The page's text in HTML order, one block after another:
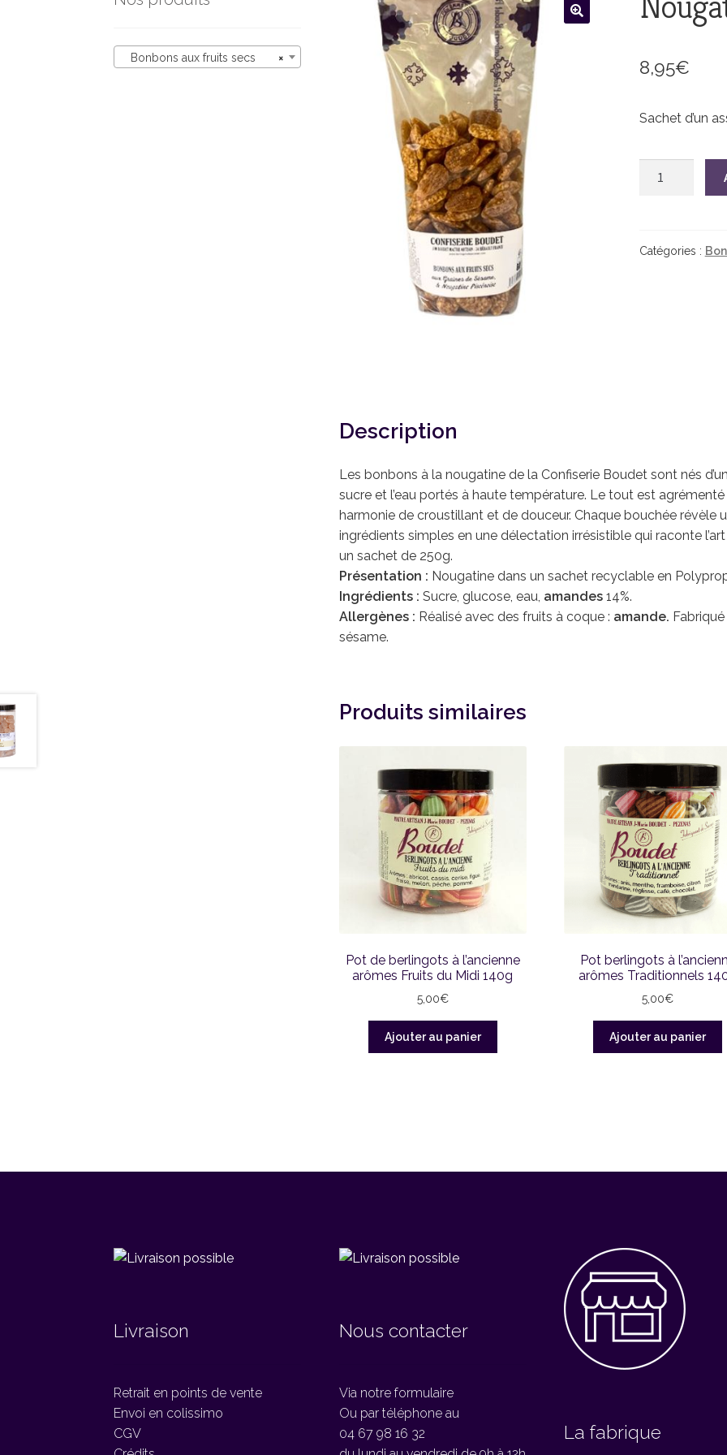
8,95€
Sachet d’un
250g
Catégories :
Description
Les bonbons à la nougatine de la Confiserie Boudet sont nés
sucre et l’eau portés à haute température. Le tout est
harmonie de croustillant et de douceur. Chaque bouchée révèle
ingrédients simples en une délectation irrésistible qui raconte
un sachet de 250g.
Présentation : Nougatine dans un sachet recyclable en
Ingrédients : Sucre, glucose, eau, amandes14%.
Allergènes : Réalisé avec des fruits à coque : amande.
sésame.
Produits similaires
Pot de berlingots à l’ancienne
arômes Fruits du Midi 140g
5,00€
Ajouter au panier
Pot berlingots à
arômes Traditionnels
5,00€
Ajouter au panier
×
Bonbons aux fruits secs
Livraison
Retrait en points de vente
Envoi en colissimo
CGV
Nous contacter
Via notre formulaire
Ou par téléphone au
04 67 98 16 32
La fabrique